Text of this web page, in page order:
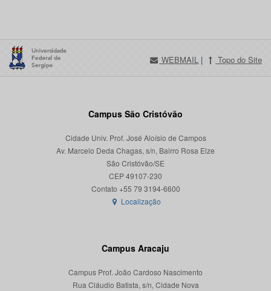
WEBMAIL | Topo do Site
Campus São Cristóvão
Cidade Univ. Prof. José Aloísio de Campos
Av. Marcelo Deda Chagas, s/n, Bairro Rosa Elze
São Cristóvão/SE
CEP 49107-230
Localização
Campus Aracaju
Campus Prof. João Cardoso Nascimento
Rua Cláudio Batista, s/n, Cidade Nova